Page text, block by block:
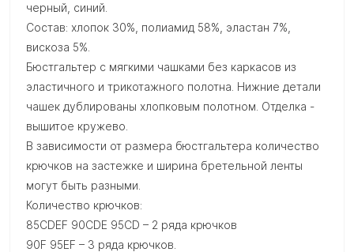
черный, синий.
Состав: хлопок 30%, полиамид 58%, эластан 7%,
вискоза 5%.
Бюстгальтер с мягкими чашками без каркасов из
эластичного и трикотажного полотна. Нижние детали
чашек дублированы хлопковым полотном. Отделка -
вышитое кружево.
В зависимости от размера бюстгальтера количество
крючков на застежке и ширина бретельной ленты
могут быть разными.
Количество крючков:
85CDEF 90CDE 95CD – 2 ряда крючков
90F 95EF – 3 ряда крючков.